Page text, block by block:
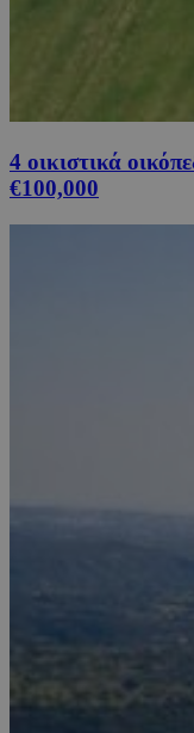
4 οικιστικά
€100,000